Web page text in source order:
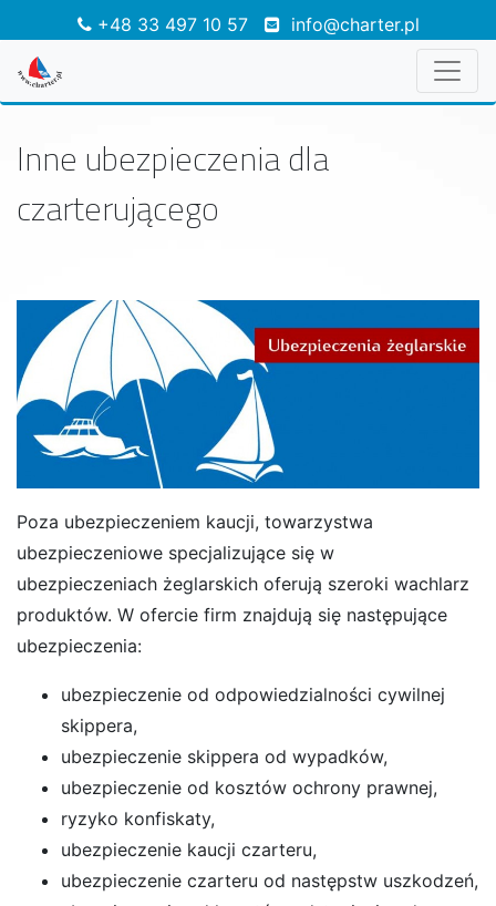
+48 33 497 10 57 info@charter.pl
Inne ubezpieczenia dla
czarterującego
Poza ubezpieczeniem kaucji, towarzystwa
ubezpieczeniowe specjalizujące się w
ubezpieczeniach żeglarskich oferują szeroki wachlarz
produktów. W ofercie firm znajdują się następujące
ubezpieczenia:
ubezpieczenie od odpowiedzialności cywilnej
skippera,
ubezpieczenie skippera od wypadków,
ubezpieczenie od kosztów ochrony prawnej,
ryzyko konfiskaty,
ubezpieczenie kaucji czarteru,
ubezpieczenie czarteru od następstw uszkodzeń,